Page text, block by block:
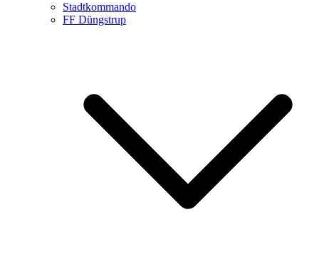
Stadtkommando
FF Düngstrup